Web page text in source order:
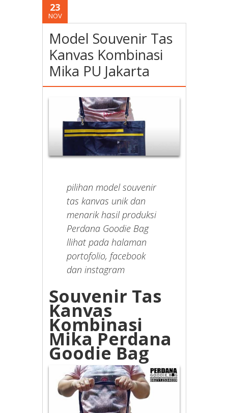
23
NOV
Model Souvenir Tas
Kanvas Kombinasi
Mika PU Jakarta
pilihan model souvenir
tas kanvas unik dan
menarik hasil produksi
Perdana Goodie Bag
llihat pada halaman
portofolio, facebook
dan instagram
Souvenir Tas
Kanvas
Kombinasi
Mika Perdana
Goodie Bag